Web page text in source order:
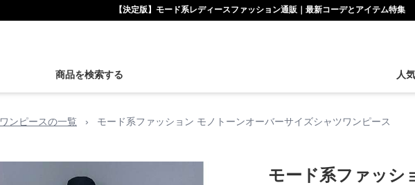
【決定版】モード系レディースファッション通販｜最新コーデとアイテム特集
商品を検索する 人
ワンピースの一覧 › モード系ファッション モノトーンオーバーサイズシャツワンピース
モード系ファッシ